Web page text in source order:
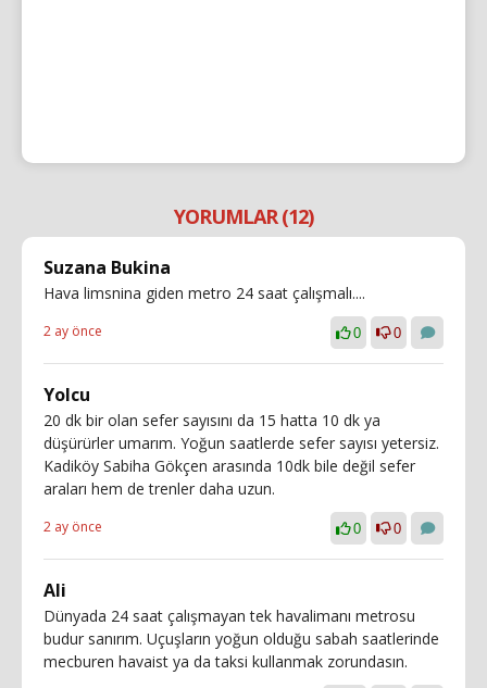
YORUMLAR (12)
Suzana Bukina
Hava limsnina giden metro 24 saat çalışmalı....
2 ay önce 0 0
Yolcu
20 dk bir olan sefer sayısını da 15 hatta 10 dk ya
düşürürler umarım. Yoğun saatlerde sefer sayısı yetersiz.
Kadiköy Sabiha Gökçen arasında 10dk bile değil sefer
araları hem de trenler daha uzun.
2 ay önce 0 0
Ali
Dünyada 24 saat çalışmayan tek havalimanı metrosu
budur sanırım. Uçuşların yoğun olduğu sabah saatlerinde
mecburen havaist ya da taksi kullanmak zorundasın.